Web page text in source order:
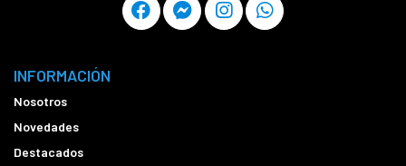
INFORMACIÓN
Nosotros
Novedades
Destacados